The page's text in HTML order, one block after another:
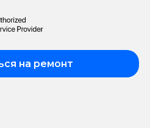
на ремонт